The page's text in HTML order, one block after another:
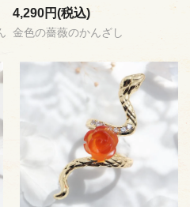
4,290円(税込)
金色の薔薇のかんざし